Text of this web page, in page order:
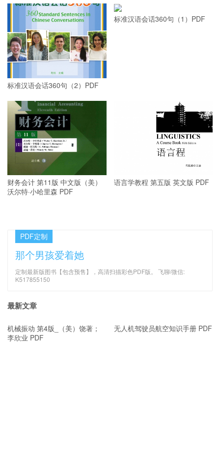
标准汉语会话360句（2）PDF
财务会计 第11版 中文版（美）
沃尔特·小哈里森 PDF
PDF定制
定制最新版图书【包含预售】，高清扫描彩色PDF版。 飞聊/微信: